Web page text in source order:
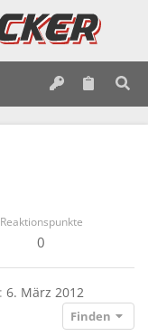
Reaktionspunkte
0
6. März 2012
Finden